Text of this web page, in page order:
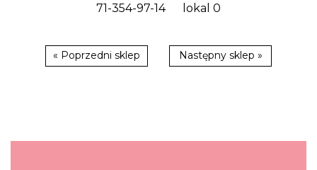
71-354-97-14 lokal 0
« Poprzedni sklep Następny sklep »